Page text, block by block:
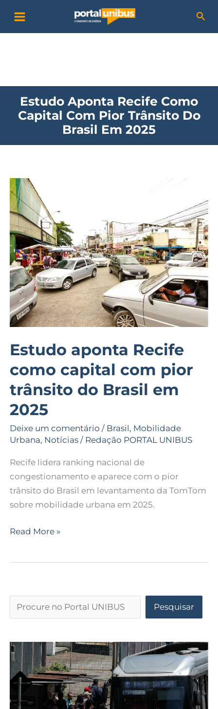
para
o
Estudo Aponta Recife Como
Capital Com Pior Trânsito Do
Brasil Em 2025
Estudo aponta Recife
como capital com pior
trânsito do Brasil em
2025
Deixe um comentário / Brasil, Mobilidade
Urbana, Notícias / Redação PORTAL UNIBUS
Recife lidera ranking nacional de
congestionamento e aparece com o pior
trânsito do Brasil em levantamento da TomTom
sobre mobilidade urbana em 2025.
Estudo
aponta
Recife
como
capital
com
pior
trânsito
do
Brasil
em
Read More »
Pesquisar